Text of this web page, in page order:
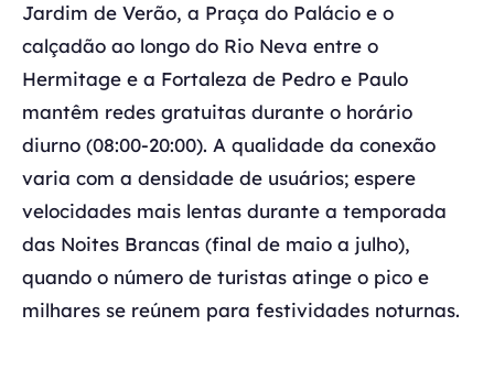
Jardim de Verão, a Praça do Palácio e o
calçadão ao longo do Rio Neva entre o
Hermitage e a Fortaleza de Pedro e Paulo
mantêm redes gratuitas durante o horário
diurno (08:00-20:00). A qualidade da conexão
varia com a densidade de usuários; espere
velocidades mais lentas durante a temporada
das Noites Brancas (final de maio a julho),
quando o número de turistas atinge o pico e
milhares se reúnem para festividades noturnas.